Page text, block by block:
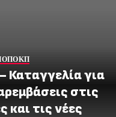
Καταγγελία για
στις
και τις νέες